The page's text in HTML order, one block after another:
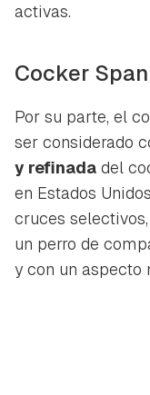
activas.
Cocker
Por su parte, el
ser considerado
y refinada del
en Estados
cruces
un perro de
y con un aspecto